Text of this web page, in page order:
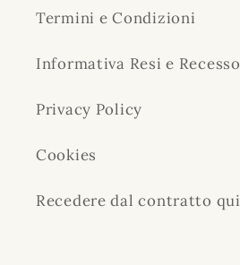
Termini e Condizioni
Informativa Resi e Recesso
Privacy Policy
Cookies
Recedere dal contratto qui